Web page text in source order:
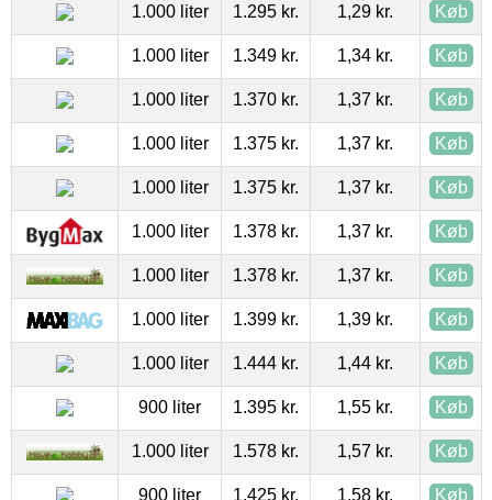
1.000 liter 1.295 kr. 1,29 kr. Køb
1.000 liter 1.349 kr. 1,34 kr. Køb
1.000 liter 1.370 kr. 1,37 kr. Køb
1.000 liter 1.375 kr. 1,37 kr. Køb
1.000 liter 1.375 kr. 1,37 kr. Køb
1.000 liter 1.378 kr. 1,37 kr. Køb
1.000 liter 1.378 kr. 1,37 kr. Køb
1.000 liter 1.399 kr. 1,39 kr. Køb
1.000 liter 1.444 kr. 1,44 kr. Køb
900 liter 1.395 kr. 1,55 kr. Køb
1.000 liter 1.578 kr. 1,57 kr. Køb
900 liter 1.425 kr. 1,58 kr. Køb